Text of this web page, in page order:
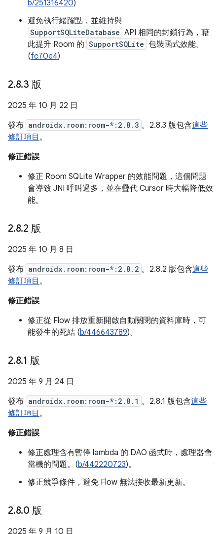
b/251316420)
避免執行緒躍點，並維持與
SupportSQLiteDatabase API 相同的封鎖行為，藉
此提升 Room 的 SupportSQLite 包裝函式效能。
(fc70e4)
2.8.3 版
2025 年 10 月 22 日
發布 androidx.room:room-*:2.8.3 。2.8.3 版包含這些
修訂項目 。
修正錯誤
修正 Room SQLite Wrapper 的效能問題，這個問題
會導致 JNI 呼叫過多，並在疊代 Cursor 時大幅降低效
能。
2.8.2 版
2025 年 10 月 8 日
發布 androidx.room:room-*:2.8.2 。2.8.2 版包含這些
修訂項目 。
修正錯誤
修正從 Flow 排放重新開啟自動關閉的資料庫時，可
能發生的死結 (b/446643789)。
2.8.1 版
2025 年 9 月 24 日
發布 androidx.room:room-*:2.8.1 。2.8.1 版包含這些
修訂項目 。
修正錯誤
修正處理含有暫停 lambda 的 DAO 函式時，處理器會
當機的問題。(b/442220723)。
修正競爭條件，避免 Flow 無法接收最新更新。
2.8.0 版
2025 年 9 月 10 日